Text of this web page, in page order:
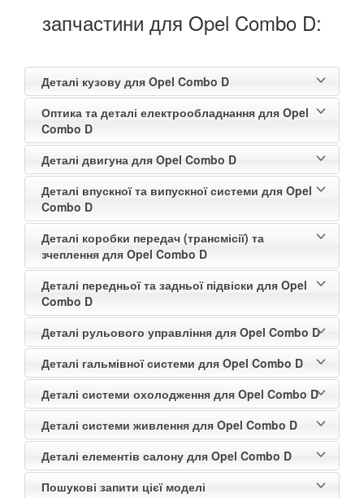
запчастини для Opel Combo D:
Деталі кузову для Opel Combo D
Оптика та деталі електрообладнання для Opel
Combo D
Деталі двигуна для Opel Combo D
Деталі впускної та випускної системи для Opel
Combo D
Деталі коробки передач (трансмісії) та
зчеплення для Opel Combo D
Деталі передньої та задньої підвіски для Opel
Combo D
Деталі рульового управління для Opel Combo D
Деталі гальмівної системи для Opel Combo D
Деталі системи охолодження для Opel Combo D
Деталі системи живлення для Opel Combo D
Деталі елементів салону для Opel Combo D
Пошукові запити цієї моделі